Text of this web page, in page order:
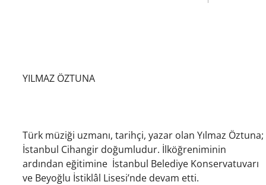
YILMAZ ÖZTUNA
Türk müziği uzmanı, tarihçi, yazar olan Yılmaz Öztuna;
İstanbul Cihangir doğumludur. İlköğreniminin
ardından eğitimine İstanbul Belediye Konservatuvarı
ve Beyoğlu İstiklâl Lisesi’nde devam etti.